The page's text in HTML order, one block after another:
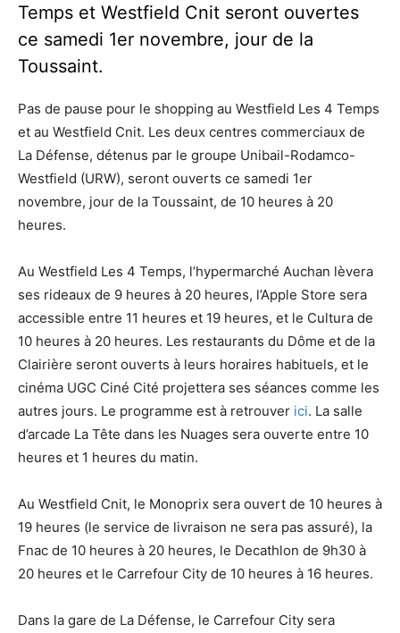
Temps et Westfield Cnit seront ouvertes
ce samedi 1er novembre, jour de la
Toussaint.
Pas de pause pour le shopping au Westfield Les 4 Temps
et au Westfield Cnit. Les deux centres commerciaux de
La Défense, détenus par le groupe Unibail-Rodamco-
Westfield (URW), seront ouverts ce samedi 1er
novembre, jour de la Toussaint, de 10 heures à 20
heures.
Au Westfield Les 4 Temps, l’hypermarché Auchan lèvera
ses rideaux de 9 heures à 20 heures, l’Apple Store sera
accessible entre 11 heures et 19 heures, et le Cultura de
10 heures à 20 heures. Les restaurants du Dôme et de la
Clairière seront ouverts à leurs horaires habituels, et le
cinéma UGC Ciné Cité projettera ses séances comme les
autres jours. Le programme est à retrouver ici. La salle
d’arcade La Tête dans les Nuages sera ouverte entre 10
heures et 1 heures du matin.
Au Westfield Cnit, le Monoprix sera ouvert de 10 heures à
19 heures (le service de livraison ne sera pas assuré), la
Fnac de 10 heures à 20 heures, le Decathlon de 9h30 à
20 heures et le Carrefour City de 10 heures à 16 heures.
Dans la gare de La Défense, le Carrefour City sera